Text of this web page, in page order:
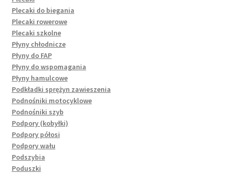
Plecaki do biegania
Plecaki rowerowe
Plecaki szkolne
Płyny chłodnicze
Płyny do FAP
Płyny do wspomagania
Płyny hamulcowe
Podkładki sprężyn zawieszenia
Podnośniki motocyklowe
Podnośniki szyb
Podpory (kobyłki)
Podpory półosi
Podpory wału
Podszybia
Poduszki